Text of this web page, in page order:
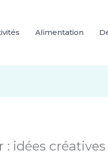
Alimentation
: idées